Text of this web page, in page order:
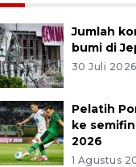
Jumlah
bumi di
30 Juli
Pelatih
ke
2026
1 Agustus